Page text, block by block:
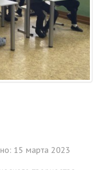
15 марта 2023